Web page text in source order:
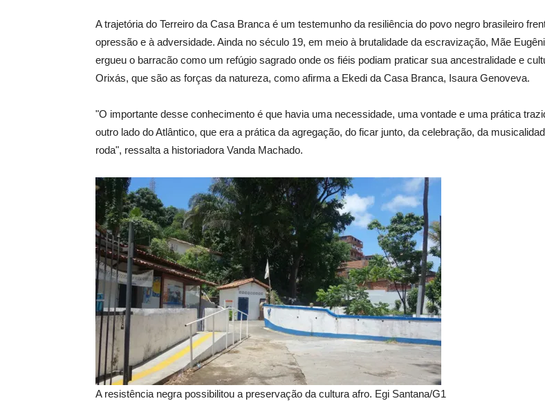
A trajetória do Terreiro da Casa Branca é um testemunho da resiliência do povo negro brasileiro
opressão e à adversidade. Ainda no século 19, em meio à brutalidade da escravização, Mãe
ergueu o barracão como um refúgio sagrado onde os fiéis podiam praticar sua ancestralidade e
Orixás, que são as forças da natureza, como afirma a Ekedi da Casa Branca, Isaura Genoveva.
"O importante desse conhecimento é que havia uma necessidade, uma vontade e uma prática
outro lado do Atlântico, que era a prática da agregação, do ficar junto, da celebração, da
roda", ressalta a historiadora Vanda Machado.
A resistência negra possibilitou a preservação da cultura afro. Egi Santana/G1